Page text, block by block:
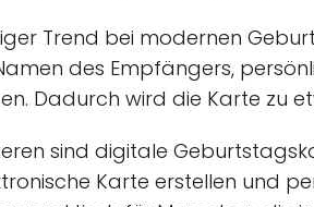
Trend bei modernen
des Empfängers,
Dadurch wird die Karte zu
sind digitale
Karte erstellen und